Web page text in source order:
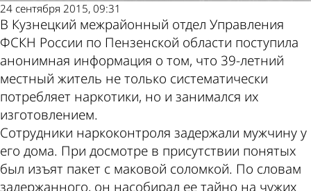
24 сентября 2015, 09:31
В Кузнецкий межрайонный отдел Управления
ФСКН России по Пензенской области поступила
анонимная информация о том, что 39-летний
местный житель не только систематически
потребляет наркотики, но и занимался их
изготовлением.
Сотрудники наркоконтроля задержали мужчину у
его дома. При досмотре в присутствии понятых
был изъят пакет с маковой соломкой. По словам
задержанного, он насобирал ее тайно на чужих